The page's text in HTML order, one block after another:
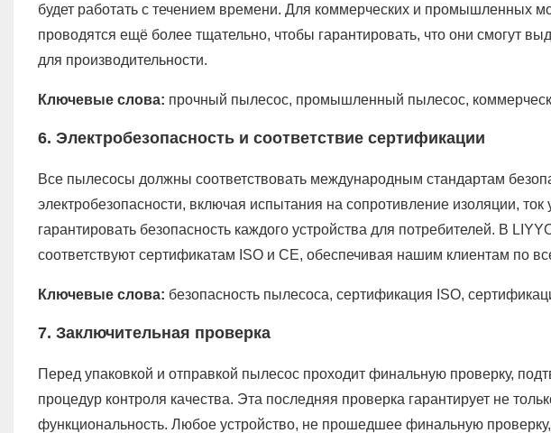
будет работать с течением времени. Для коммерческих и промышленных
проводятся ещё более тщательно, чтобы гарантировать, что они смогут
для производительности.
Ключевые слова: прочный пылесос, промышленный пылесос,
6. Электробезопасность и соответствие сертификации
Все пылесосы должны соответствовать международным стандартам
электробезопасности, включая испытания на сопротивление изоляции,
гарантировать безопасность каждого устройства для потребителей. В
соответствуют сертификатам ISO и CE, обеспечивая нашим клиентам по
Ключевые слова: безопасность пылесоса, сертификация ISO,
7. Заключительная проверка
Перед упаковкой и отправкой пылесос проходит финальную проверку,
процедур контроля качества. Эта последняя проверка гарантирует не
функциональность. Любое устройство, не прошедшее финальную